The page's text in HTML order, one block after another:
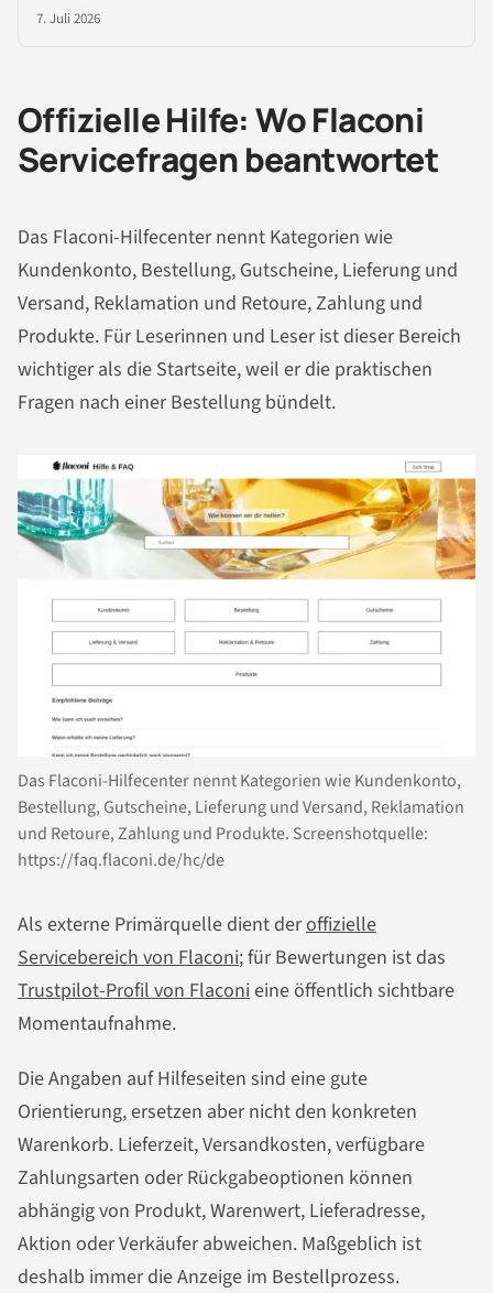
7. Juli 2026
Offizielle Hilfe: Wo Flaconi
Servicefragen beantwortet
Das Flaconi-Hilfecenter nennt Kategorien wie
Kundenkonto, Bestellung, Gutscheine, Lieferung und
Versand, Reklamation und Retoure, Zahlung und
Produkte. Für Leserinnen und Leser ist dieser Bereich
wichtiger als die Startseite, weil er die praktischen
Fragen nach einer Bestellung bündelt.
Das Flaconi-Hilfecenter nennt Kategorien wie Kundenkonto,
Bestellung, Gutscheine, Lieferung und Versand, Reklamation
und Retoure, Zahlung und Produkte. Screenshotquelle:
https://faq.flaconi.de/hc/de
Als externe Primärquelle dient deroffizielle
Servicebereich von Flaconi; für Bewertungen ist das
Trustpilot-Profil von Flaconieine öffentlich sichtbare
Momentaufnahme.
Die Angaben auf Hilfeseiten sind eine gute
Orientierung, ersetzen aber nicht den konkreten
Warenkorb. Lieferzeit, Versandkosten, verfügbare
Zahlungsarten oder Rückgabeoptionen können
abhängig von Produkt, Warenwert, Lieferadresse,
Aktion oder Verkäufer abweichen. Maßgeblich ist
deshalb immer die Anzeige im Bestellprozess.